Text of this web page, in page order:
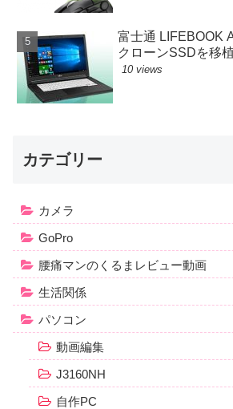
富士通 LIFEBOOK
クローンSSDを移植
10 views
カテゴリー
カメラ
GoPro
腰痛マンのくるまレビュー動画
生活関係
パソコン
動画編集
J3160NH
自作PC